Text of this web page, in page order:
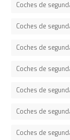
Coches de
Coches de
Coches de
Coches de
Coches de
Coches de
Coches de